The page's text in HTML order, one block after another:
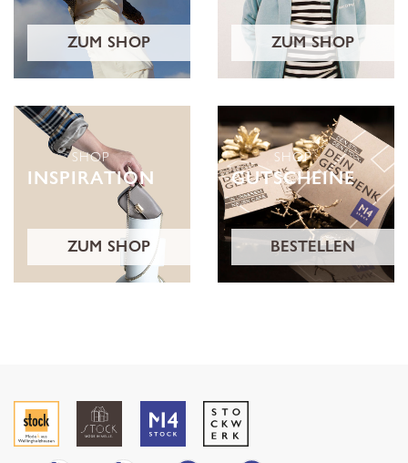
ZUM SHOP ZUM SHOP
SHOP
INSPIRATION
ZUM SHOP
SHOP
GUTSCHEINE
BESTELLEN